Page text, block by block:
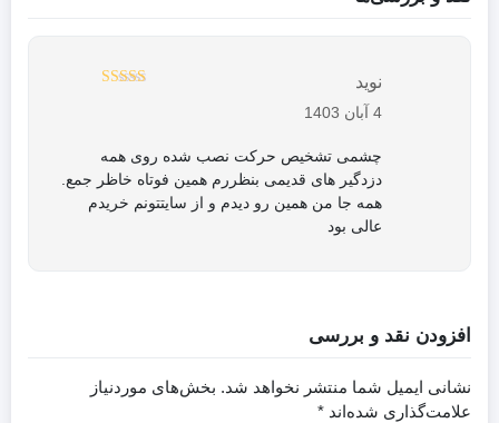
نوید
4 آبان 1403
چشمی تشخیص حرکت نصب شده روی همه
دزدگیر های قدیمی بنظررم همین فوتاه خاظر جمع.
همه جا من همین رو دیدم و از سایتتونم خریدم
عالی بود
افزودن نقد و بررسی
نشانی ایمیل شما منتشر نخواهد شد. بخش‌های موردنیاز
علامت‌گذاری شده‌اند *